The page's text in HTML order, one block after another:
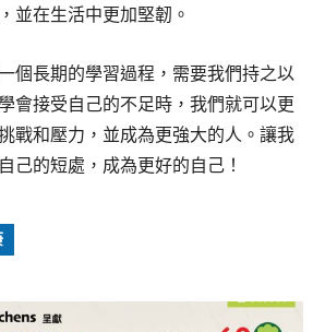
並在生活中更加堅韌。
個長期的學習過程，需要我們持之以
會接受自己的不足時，我們就可以更
戰和壓力，並成為更強大的人。讓我
己的短處，成為更好的自己！